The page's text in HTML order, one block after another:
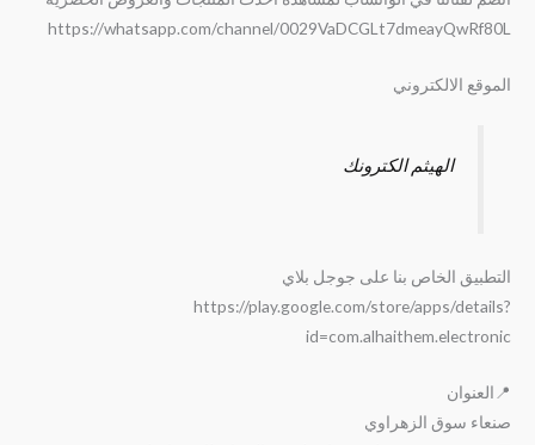
https://whatsapp.com/channel/0029VaDCGLt7dmeayQwRf80L
الموقع الالكتروني
الهيثم الكترونك
التطبيق الخاص بنا على جوجل بلاي
https://play.google.com/store/apps/details?
id=com.alhaithem.electronic
📍العنوان
صنعاء سوق الزهراوي